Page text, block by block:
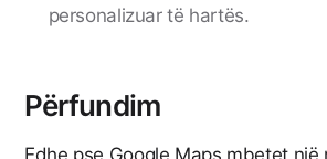
personalizuar të hartës.
Përfundim